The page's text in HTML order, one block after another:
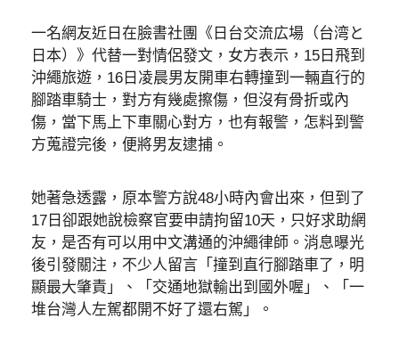
一名網友近日在臉書社團《日台交流広場（台湾と
日本）》代替一對情侶發文，女方表示，15日飛到
沖繩旅遊，16日凌晨男友開車右轉撞到一輛直行的
腳踏車騎士，對方有幾處擦傷，但沒有骨折或內
傷，當下馬上下車關心對方，也有報警，怎料到警
方蒐證完後，便將男友逮捕。
她著急透露，原本警方說48小時內會出來，但到了
17日卻跟她說檢察官要申請拘留10天，只好求助網
友，是否有可以用中文溝通的沖繩律師。消息曝光
後引發關注，不少人留言「撞到直行腳踏車了，明
顯最大肇責」、「交通地獄輸出到國外喔」、「一
堆台灣人左駕都開不好了還右駕」。